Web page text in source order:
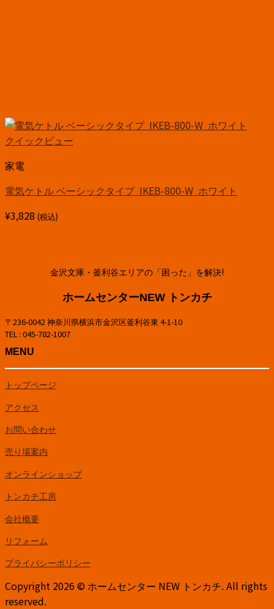
クイックビュー
家電
電気ケトル ベーシックタイプ IKEB-800-W ホワイト
¥3,828 (税込)
金沢文庫・釜利谷エリアの「困った」を解決!
ホームセンターNEW トンカチ
〒236-0042 神奈川県横浜市金沢区釜利谷東 4-1-10
TEL : 045-782-1007
MENU
トップページ
アクセス
お問い合わせ
売り場案内
オンラインショップ
トンカチ工房
会社概要
リフォーム
プライバシーポリシー
Copyright 2026 © ホームセンター NEW トンカチ. All rights
reserved.